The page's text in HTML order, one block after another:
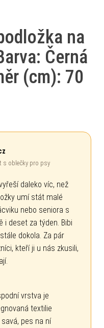
na
Černá
(cm): 70
s oblečky pro psy
daleko víc, než
umí stát malé
nebo seniora s
i deset za týden. Bibi
dokola. Za pár
kteří ji u nás zkusili,
vrstva je
textilie
pes na ní